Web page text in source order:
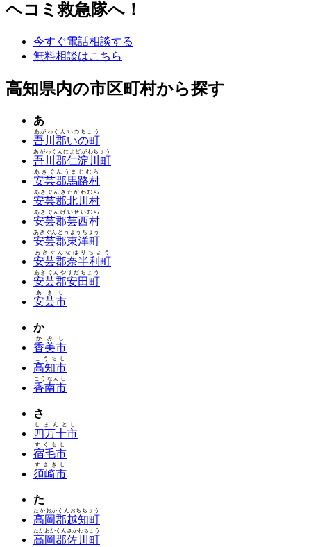
ヘコミ救急隊へ！
今すぐ電話相談する
無料相談はこちら
高知県内の市区町村から探す
あ
吾川郡いの町
あがわぐんいのちょう
吾川郡仁淀川町
あがわぐんによどがわちょう
安芸郡馬路村
あきぐんうまじむら
安芸郡北川村
あきぐんきたがわむら
安芸郡芸西村
あきぐんげいせいむら
安芸郡東洋町
あきぐんとうようちょう
安芸郡奈半利町
あきぐんなはりちょう
安芸郡安田町
あきぐんやすだちょう
安芸市
あきし
か
香美市
かみし
高知市
こうちし
香南市
こうなんし
さ
四万十市
しまんとし
宿毛市
すくもし
須崎市
すさきし
た
高岡郡越知町
たかおかぐんおちちょう
高岡郡佐川町
たかおかぐんさかわちょう